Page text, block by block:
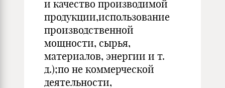
и качество производимой
продукции,использование
производственной
мощности, сырья,
материалов, энергии и т.
д.);по не коммерческой
деятельности,